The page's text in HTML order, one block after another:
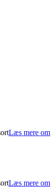
Læs mere om
Læs mere om